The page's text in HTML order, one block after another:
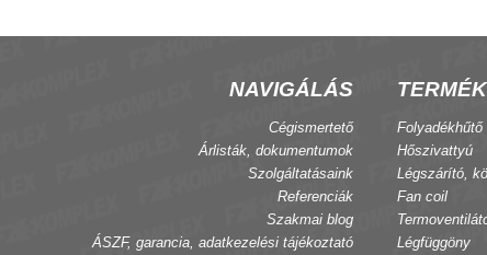
NAVIGÁLÁS
Cégismertető
Árlisták, dokumentumok
Szolgáltatásaink
Referenciák
Szakmai blog
ÁSZF, garancia, adatkezelési tájékoztató
Folyadékhűtő
Hőszivattyú
Légszárító,
Fan coil
Légfüggöny